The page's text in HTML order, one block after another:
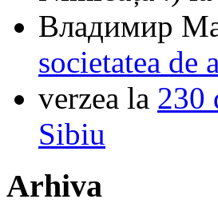
Владимир
societatea de
verzea la 230
Sibiu
Arhiva